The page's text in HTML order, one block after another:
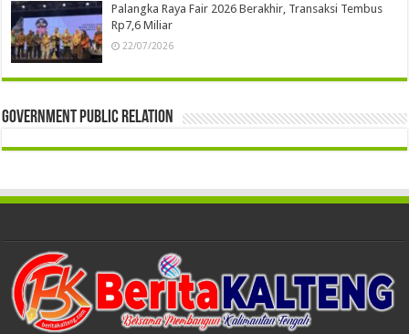
Palangka Raya Fair 2026 Berakhir, Transaksi Tembus
Rp7,6 Miliar
22/07/2026
Government Public Relation